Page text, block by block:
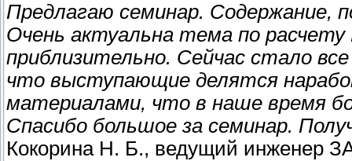
Предлагаю семинар. Содержание,
Очень актуальна тема по
приблизительно. Сейчас стало
что выступающие делятся
материалами, что в наше время
Спасибо большое за семинар.
Кокорина Н. Б., ведущий инженер